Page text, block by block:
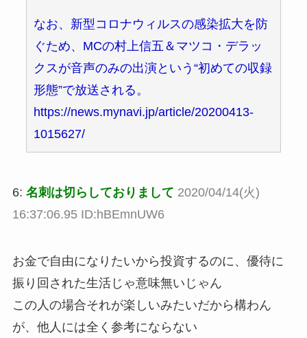
なお、新型コロナウィルスの感染拡大を防
ぐため、MCの村上信五＆マツコ・デラッ
クスが音声のみの出演という“初めての収録
形態”で放送される。
https://news.mynavi.jp/article/20200413-
1015627/
6: 名刺は切らしておりまして 2020/04/14(火)
16:37:06.95 ID:hBEmnUW6
お金で自由になりたいから投資するのに、優待に
振り回された生活じゃ意味無いじゃん
この人の場合それが楽しいみたいだから構わん
が、他人には全く参考にならない